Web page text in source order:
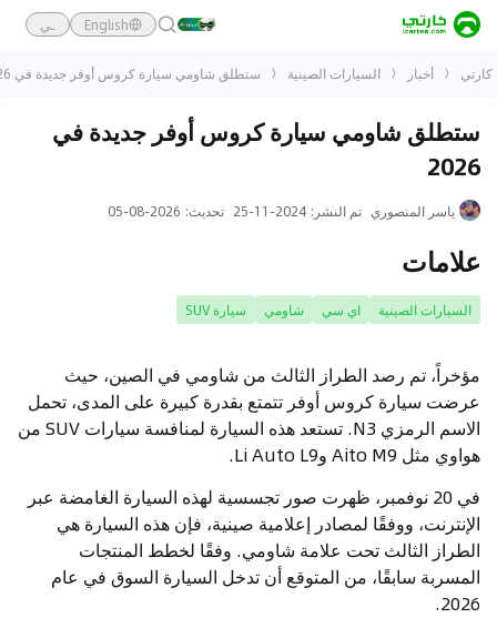
English ـي
كارتي أخبار السيارات الصينية ستطلق شاومي سيارة كروس أوفر جديدة في 2026
ستطلق شاومي سيارة كروس أوفر جديدة في
2026
ياسر المنصوري تم النشر :
2024-11-25 تحديث:
2026-08-05
علامات
السيارات الصينية اي سي شاومي سيارة SUV
مؤخراً، تم رصد الطراز الثالث من شاومي في الصين، حيث
عرضت سيارة كروس أوفر تتمتع بقدرة كبيرة على المدى، تحمل
الاسم الرمزي N3. تستعد هذه السيارة لمنافسة سيارات SUV من
هواوي مثل Aito M9 وLi Auto L9.
في 20 نوفمبر، ظهرت صور تجسسية لهذه السيارة الغامضة عبر
الإنترنت، ووفقًا لمصادر إعلامية صينية، فإن هذه السيارة هي
الطراز الثالث تحت علامة شاومي. وفقًا لخطط المنتجات
المسربة سابقًا، من المتوقع أن تدخل السيارة السوق في عام
2026.